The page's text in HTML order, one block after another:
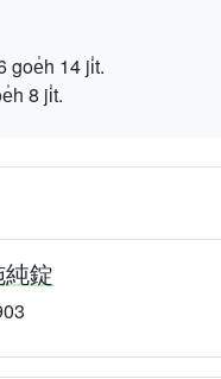
goe̍h 14 ji̍t.
8 ji̍t.
錠